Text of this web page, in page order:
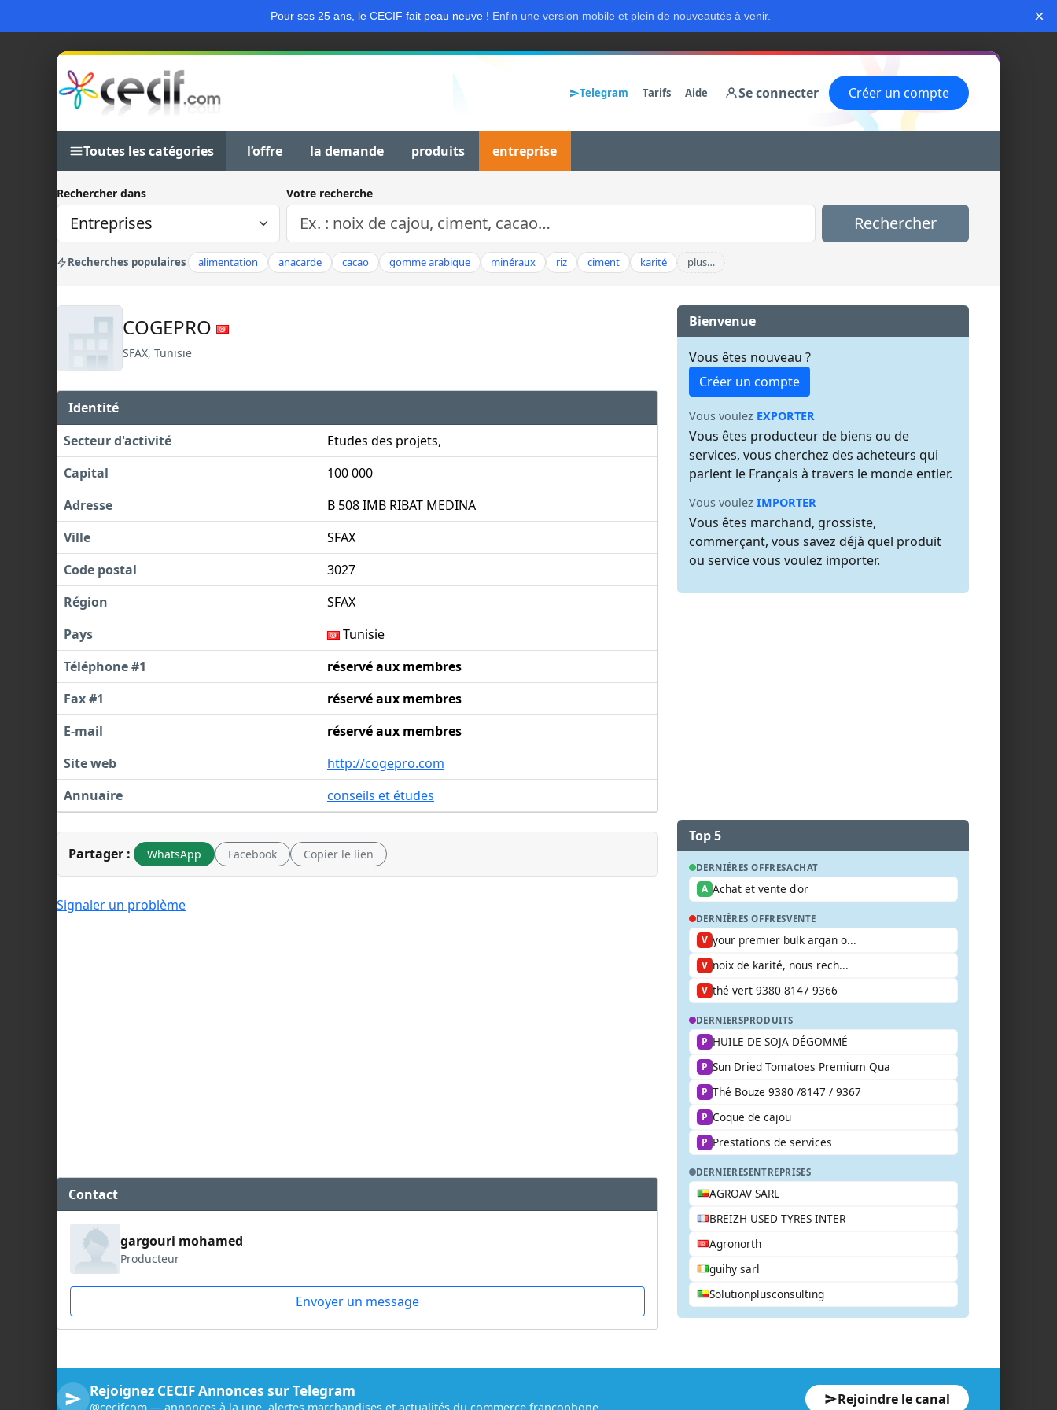
Pour ses 25 ans, le CECIF fait peau neuve ! Enfin une version mobile et plein de nouveautés à venir. ×
Telegram Tarifs Aide Se connecter Créer un compte
Toutes les catégories l’offre la demande produits entreprise
Rechercher dans Votre recherche
Rechercher
Recherches populaires alimentation anacarde cacao gomme arabique minéraux riz ciment karité plus…
COGEPRO
SFAX, Tunisie
Identité
Secteur d'activité
Etudes des projets,
Capital
100 000
Adresse
B 508 IMB RIBAT MEDINA
Ville
SFAX
Code postal
3027
Région
SFAX
Pays
Tunisie
Téléphone #1
réservé aux membres
Fax #1
réservé aux membres
E-mail
réservé aux membres
Site web
http://cogepro.com
Annuaire
conseils et études
Partager : WhatsApp Facebook Copier le lien
Signaler un problème
Contact
gargouri mohamed
Producteur
Envoyer un message
Bienvenue
Vous êtes nouveau ?
Créer un compte
Vous voulez EXPORTER
Vous êtes producteur de biens ou de
services, vous cherchez des acheteurs qui
parlent le Français à travers le monde entier.
Vous voulez IMPORTER
Vous êtes marchand, grossiste,
commerçant, vous savez déjà quel produit
ou service vous voulez importer.
Top 5
DERNIÈRES OFFRESACHAT
A Achat et vente d'or
DERNIÈRES OFFRESVENTE
V your premier bulk argan o...
V noix de karité, nous rech...
V thé vert 9380 8147 9366
DERNIERSPRODUITS
P HUILE DE SOJA DÉGOMMÉ
P Sun Dried Tomatoes Premium Qua
P Thé Bouze 9380 /8147 / 9367
P Coque de cajou
P Prestations de services
DERNIERESENTREPRISES
AGROAV SARL
BREIZH USED TYRES INTER
Agronorth
guihy sarl
Solutionplusconsulting
Rejoignez CECIF Annonces sur Telegram Rejoindre le canal